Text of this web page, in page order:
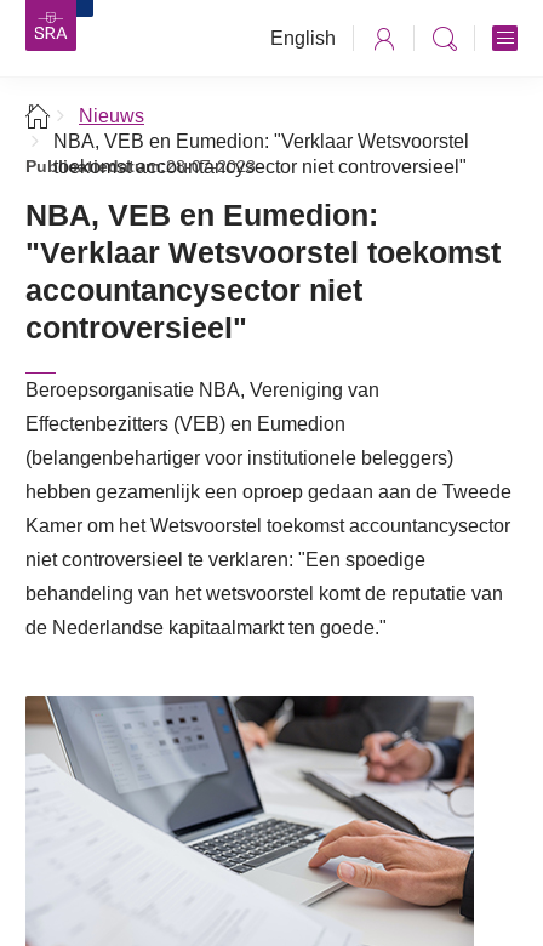
English
Nieuws
NBA, VEB en Eumedion: "Verklaar Wetsvoorstel
toekomst accountancysector niet controversieel"
Publicatiedatum:28-07-2023
NBA, VEB en Eumedion:
"Verklaar Wetsvoorstel toekomst
accountancysector niet
controversieel"
Beroepsorganisatie NBA, Vereniging van
Effectenbezitters (VEB) en Eumedion
(belangenbehartiger voor institutionele beleggers)
hebben gezamenlijk een oproep gedaan aan de Tweede
Kamer om het Wetsvoorstel toekomst accountancysector
niet controversieel te verklaren: "Een spoedige
behandeling van het wetsvoorstel komt de reputatie van
de Nederlandse kapitaalmarkt ten goede."